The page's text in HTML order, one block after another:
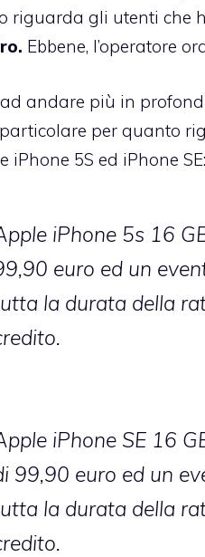
riguarda gli utenti che
Ebbene, l’operatore
andare più in
per quanto
iPhone 5S ed iPhone SE:
iPhone 5s 16
euro ed un
la durata della
iPhone SE 16
99,90 euro ed un
la durata della